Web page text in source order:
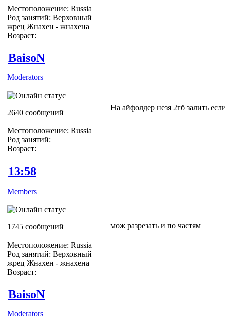
Местоположение: Russia
Род занятий: Верховный
жрец Жнахен - жнахена
Возраст:
BaisoN
Moderators
2640 сообщений
Местоположение: Russia
Род занятий:
Возраст:
На айфолдер незя 2гб залить
13:58
Members
1745 сообщений
Местоположение: Russia
Род занятий: Верховный
жрец Жнахен - жнахена
Возраст:
мож разрезать и по частям
BaisoN
Moderators